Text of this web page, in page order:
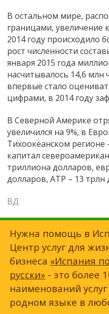
В остальном мире,
границами, увеличение
2014 году происходило
рост численности
января 2015 года
насчитывалось 14,6 млн
впервые стало
цифрами, в 2014 году
В Северной Америке
увеличился на 9%, в
Тихоокеанском регионе
капитал
триллиона долларов,
долларов, АТР – 13 трлн
ВД
Нужна помощь в
Центр услуг для
бизнеса «Испания
русски» - это более
наименований услуг
родном языке в